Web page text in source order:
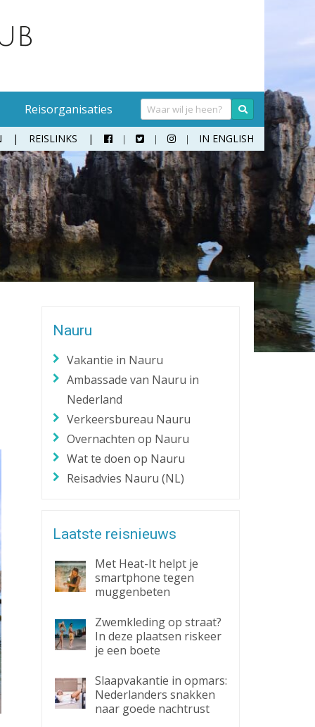
Handwasmiddel
Hangmat
Klamboe
Koffer
Moneybelt
Zaklantaarn
Sokken
Teenslippers
Wandelschoenen
Zonnebril
Reisorganisaties
REISLINKS    IN ENGLISH
Nauru
Vakantie in Nauru
Ambassade van Nauru in
Nederland
Verkeersbureau Nauru
Overnachten op Nauru
Wat te doen op Nauru
Reisadvies Nauru (NL)
Laatste reisnieuws
Met Heat-It helpt je
smartphone tegen
muggenbeten
Zwemkleding op straat?
In deze plaatsen riskeer
je een boete
Slaapvakantie in opmars:
Nederlanders snakken
naar goede nachtrust